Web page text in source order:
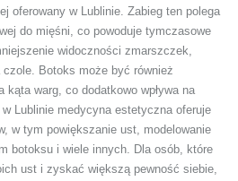
oferowany w Lublinie. Zabieg ten polega
do mięśni, co powoduje tymczasowe
widoczności zmarszczek,
Botoks może być również
kąta warg, co dodatkowo wpływa na
Lublinie medycyna estetyczna oferuje
w tym powiększanie ust, modelowanie
botoksu i wiele innych. Dla osób, które
ust i zyskać większą pewność siebie,